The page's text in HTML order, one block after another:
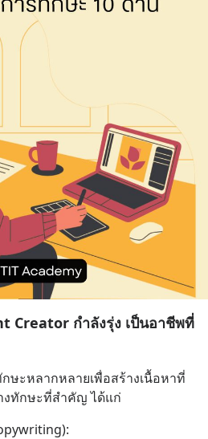
Creator กำลังรุ่ง เป็นอาชีพที่
ษะหลากหลายเพื่อสร้างเนื้อหาที่
ทักษะที่สำคัญ ได้แก่